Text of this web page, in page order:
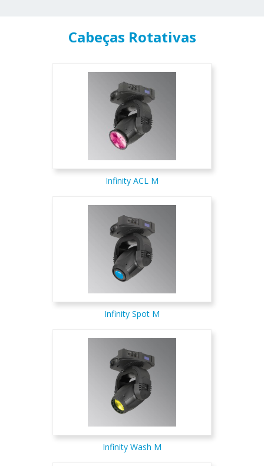
Cabeças Rotativas
Infinity ACL M
Infinity Spot M
Infinity Wash M